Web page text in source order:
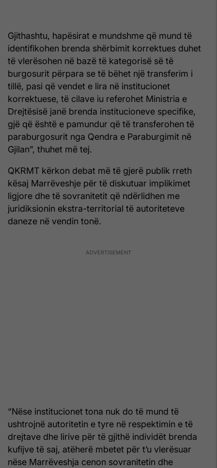
Gjithashtu, hapësirat e mundshme që mund të
identifikohen brenda shërbimit korrektues duhet
të vlerësohen në bazë të kategorisë së të
burgosurit përpara se të bëhet një transferim i
tillë, pasi që vendet e lira në institucionet
korrektuese, të cilave iu referohet Ministria e
Drejtësisë janë brenda institucioneve specifike,
gjë që është e pamundur që të transferohen të
paraburgosurit nga Qendra e Paraburgimit në
Gjilan”, thuhet më tej.
QKRMT kërkon debat më të gjerë publik rreth
kësaj Marrëveshje për të diskutuar implikimet
ligjore dhe të sovranitetit që ndërlidhen me
juridiksionin ekstra-territorial të autoriteteve
daneze në vendin tonë.
“Nëse institucionet tona nuk do të mund të
ushtrojnë autoritetin e tyre në respektimin e të
drejtave dhe lirive për të gjithë individët brenda
kufijve të saj, atëherë mbetet për t’u vlerësuar
nëse Marrëveshja cenon sovranitetin dhe